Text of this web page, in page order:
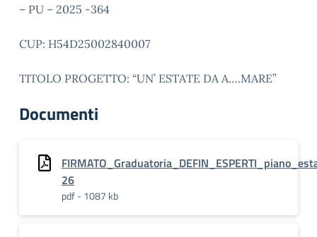
– PU – 2025 -364
CUP: H54D25002840007
TITOLO PROGETTO: “UN’ ESTATE DA A….MARE”
Documenti
26
pdf - 1087 kb